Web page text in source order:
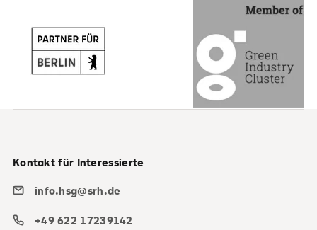
Kontakt für Interessierte
info.hsg@srh.de
+49 622 17239142